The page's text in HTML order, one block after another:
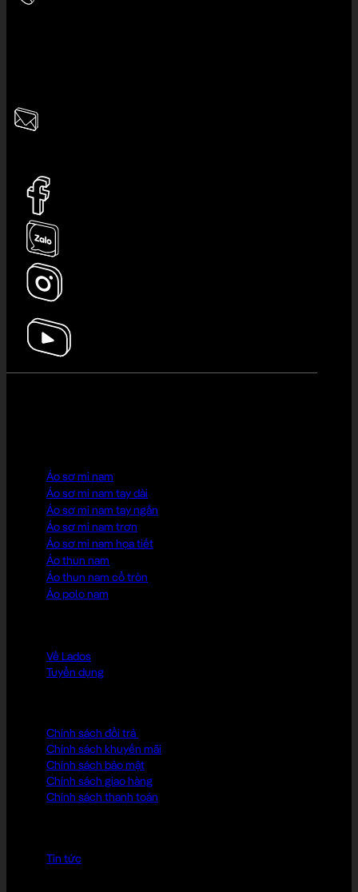
Áo sơ mi nam
Áo sơ mi nam tay dài
Áo sơ mi nam tay ngắn
Áo sơ mi nam trơn
Áo sơ mi nam họa tiết
Áo thun nam
Áo thun nam cổ tròn
Áo polo nam
Về Lados
Tuyển dụng
Chính sách đổi trả
Chính sách khuyến mãi
Chính sách bảo mật
Chính sách giao hàng
Chính sách thanh toán
Tin tức